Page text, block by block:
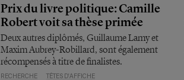
Prix du livre politique: Camille
Robert voit sa thèse primée
Deux autres diplômés, Guillaume Lamy et
Maxim Aubrey-Robillard, sont également
récompensés à titre de finalistes.
RECHERCHE
TÊTES D'AFFICHE